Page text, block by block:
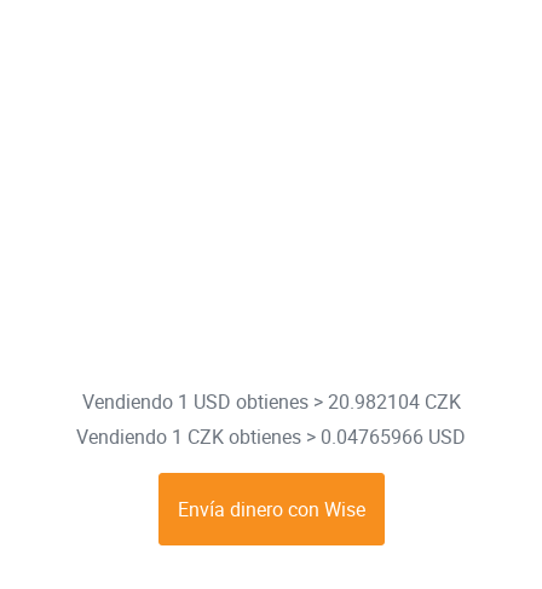
Vendiendo 1 USD obtienes > 20.982104 CZK
Vendiendo 1 CZK obtienes > 0.04765966 USD
Envía dinero con Wise